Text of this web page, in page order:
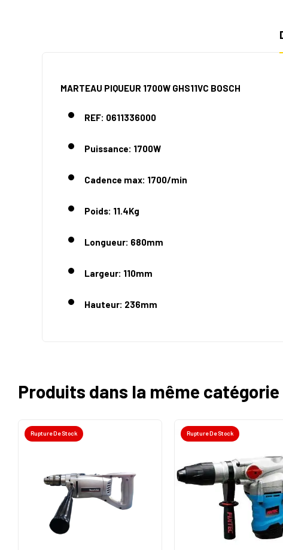
MARTEAU PIQUEUR 1700W GHS11VC BOSCH
REF: 0611336000
Puissance: 1700W
Cadence max: 1700/min
Poids: 11.4Kg
Longueur: 680mm
Largeur: 110mm
Hauteur: 236mm
Produits dans la même catégorie
Rupture De Stock Rupture De Stock